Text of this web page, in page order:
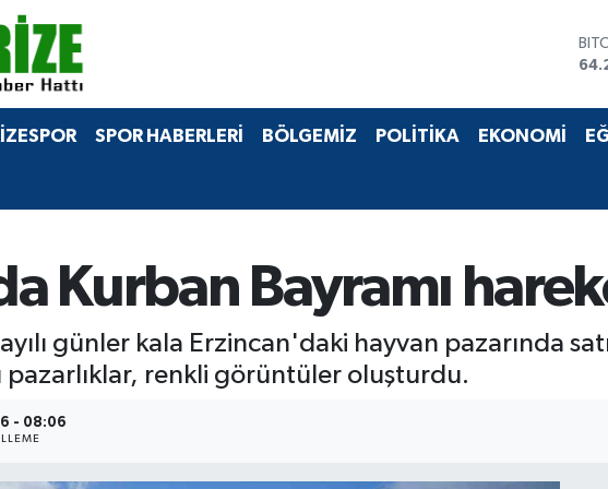
SPOR HABERLERİ BÖLGEMİZ POLİTİKA EKONOMİ
Kurban Bayramı
günler kala Erzincan'daki hayvan pazarında
pazarlıklar, renkli görüntüler oluşturdu.
- 08:06